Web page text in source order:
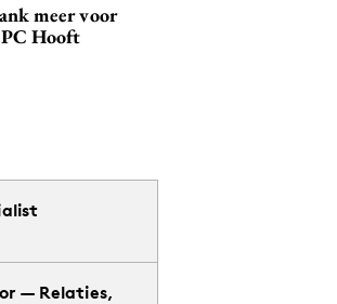
meer voor
Hooft
— Relaties,